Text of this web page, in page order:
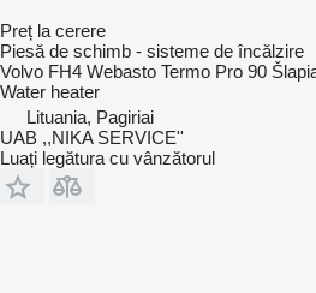
Preț la cerere
Piesă de schimb - sisteme de încălzire
Volvo FH4 Webasto Termo Pro 90
Water heater
Lituania, Pagiriai
UAB ,,NIKA SERVICE''
Luați legătura cu vânzătorul